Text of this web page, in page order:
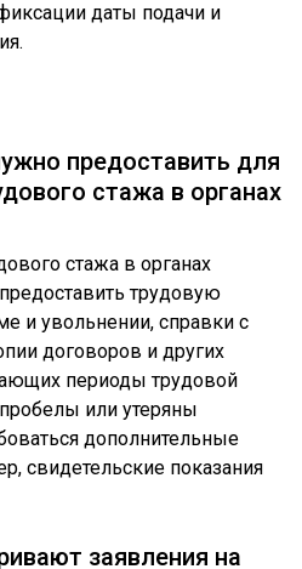
даты подачи и
предоставить для
стажа в органах
стажа в органах
трудовую
и увольнении, справки с
договоров и других
периоды трудовой
или утеряны
дополнительные
свидетельские показания
заявления на